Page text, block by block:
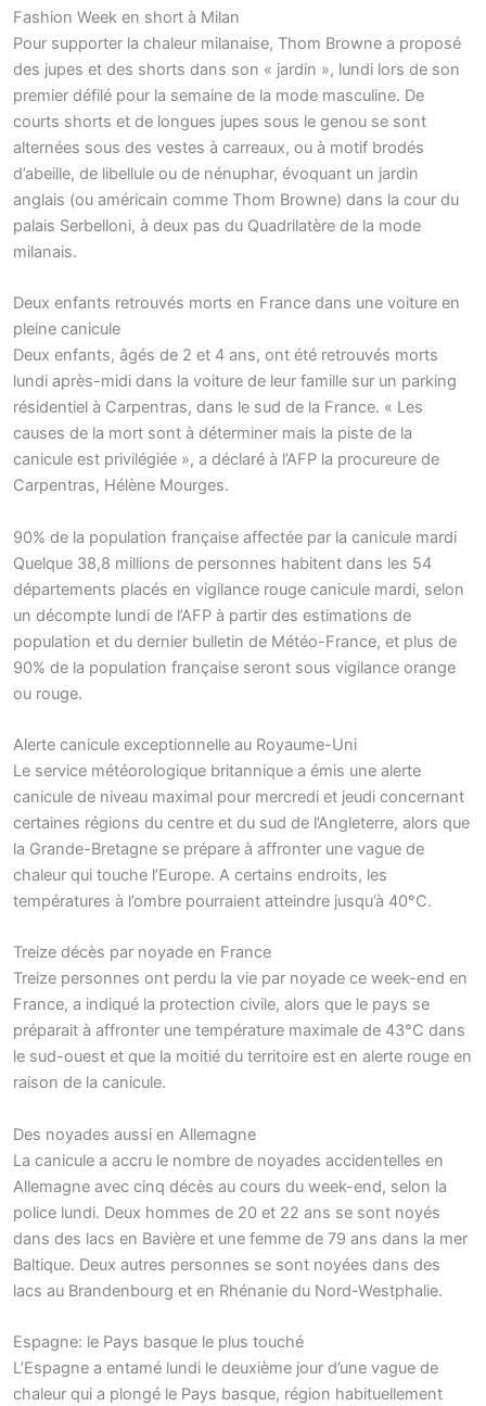
Fashion Week en short à Milan
Pour supporter la chaleur milanaise, Thom Browne a proposé
des jupes et des shorts dans son « jardin », lundi lors de son
premier défilé pour la semaine de la mode masculine. De
courts shorts et de longues jupes sous le genou se sont
alternées sous des vestes à carreaux, ou à motif brodés
d’abeille, de libellule ou de nénuphar, évoquant un jardin
anglais (ou américain comme Thom Browne) dans la cour du
palais Serbelloni, à deux pas du Quadrilatère de la mode
milanais.
Deux enfants retrouvés morts en France dans une voiture en
pleine canicule
Deux enfants, âgés de 2 et 4 ans, ont été retrouvés morts
lundi après-midi dans la voiture de leur famille sur un parking
résidentiel à Carpentras, dans le sud de la France. « Les
causes de la mort sont à déterminer mais la piste de la
canicule est privilégiée », a déclaré à l’AFP la procureure de
Carpentras, Hélène Mourges.
90% de la population française affectée par la canicule mardi
Quelque 38,8 millions de personnes habitent dans les 54
départements placés en vigilance rouge canicule mardi, selon
un décompte lundi de l’AFP à partir des estimations de
population et du dernier bulletin de Météo-France, et plus de
90% de la population française seront sous vigilance orange
ou rouge.
Alerte canicule exceptionnelle au Royaume-Uni
Le service météorologique britannique a émis une alerte
canicule de niveau maximal pour mercredi et jeudi concernant
certaines régions du centre et du sud de l’Angleterre, alors que
la Grande-Bretagne se prépare à affronter une vague de
chaleur qui touche l’Europe. A certains endroits, les
températures à l’ombre pourraient atteindre jusqu’à 40°C.
Treize décès par noyade en France
Treize personnes ont perdu la vie par noyade ce week-end en
France, a indiqué la protection civile, alors que le pays se
préparait à affronter une température maximale de 43°C dans
le sud-ouest et que la moitié du territoire est en alerte rouge en
raison de la canicule.
Des noyades aussi en Allemagne
La canicule a accru le nombre de noyades accidentelles en
Allemagne avec cinq décès au cours du week-end, selon la
police lundi. Deux hommes de 20 et 22 ans se sont noyés
dans des lacs en Bavière et une femme de 79 ans dans la mer
Baltique. Deux autres personnes se sont noyées dans des
lacs au Brandenbourg et en Rhénanie du Nord-Westphalie.
Espagne: le Pays basque le plus touché
L’Espagne a entamé lundi le deuxième jour d’une vague de
chaleur qui a plongé le Pays basque, région habituellement